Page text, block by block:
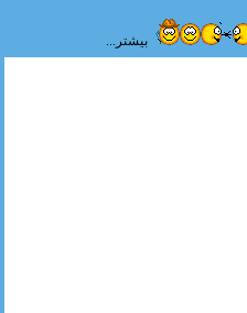
بیشتر...